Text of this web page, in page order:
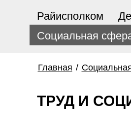
Райисполком
Социальная
Главная /
ТРУД И